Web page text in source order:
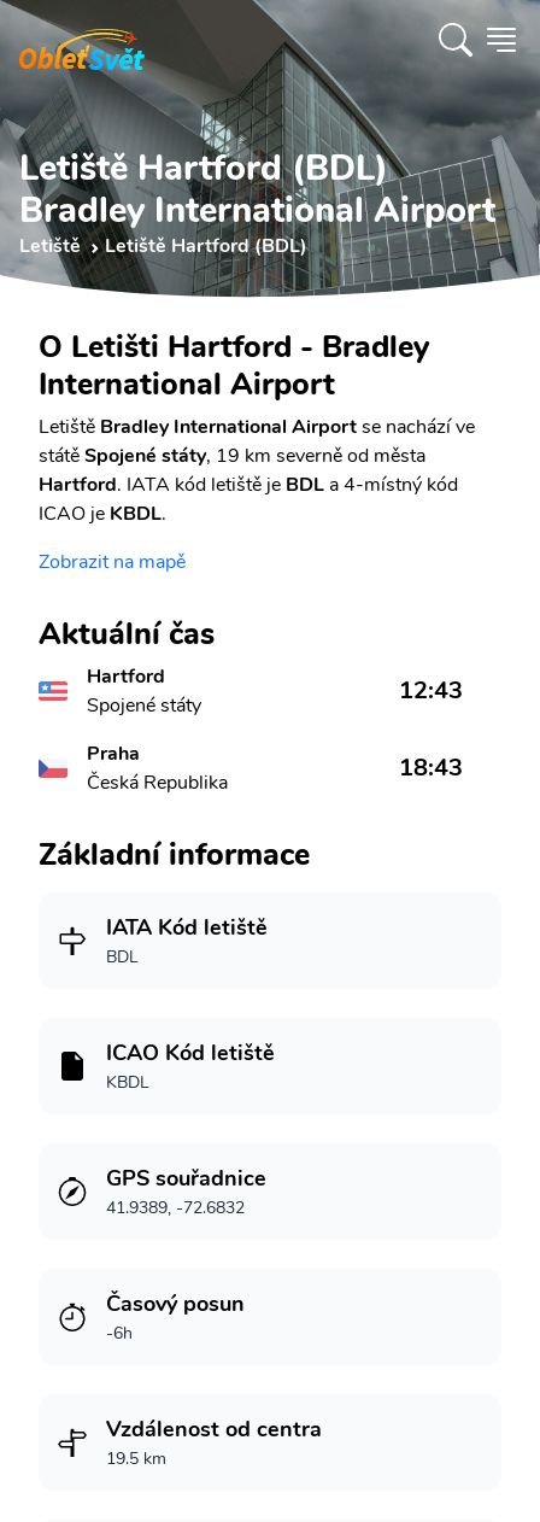
Letiště Hartford (BDL)
Bradley International Airport
Letiště Letiště Hartford (BDL)
O Letišti Hartford - Bradley
International Airport
Letiště Bradley International Airportse nachází ve
státěSpojené státy, 19 km severně od města
Hartford. IATA kód letiště je BDL a 4-místný kód
ICAO je KBDL.
Zobrazit na mapě
Aktuální čas
Hartford
Spojené státy
12:43
Praha
Česká Republika
18:43
Základní informace
IATA Kód letiště
BDL
ICAO Kód letiště
KBDL
GPS souřadnice
41.9389, -72.6832
Časový posun
-6h
Vzdálenost od centra
19.5 km